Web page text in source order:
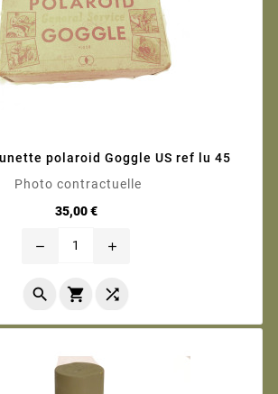
polaroid Goggle US ref lu 45
Photo contractuelle
35,00 €Prix
remove add
  